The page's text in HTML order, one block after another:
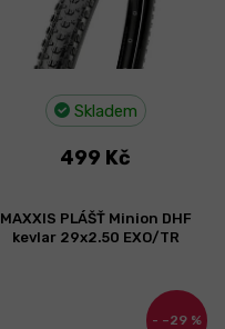
Skladem
499 Kč
–29 %
MAXXIS PLÁŠŤ Minion DHF
kevlar 29x2.50 EXO/TR